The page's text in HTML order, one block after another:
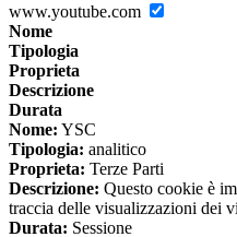
www.youtube.com
Nome
Tipologia
Proprieta
Descrizione
Durata
Nome: YSC
Tipologia: analitico
Proprieta: Terze Parti
Descrizione: Questo cookie è
traccia delle visualizzazioni dei
Durata: Sessione